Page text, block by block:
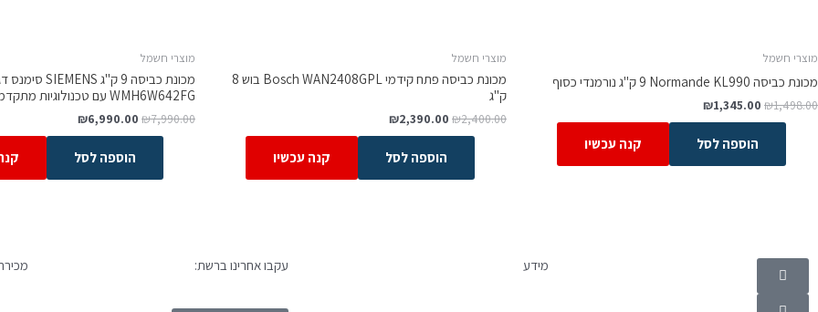
מוצרי חשמל
מכונת כביסה Normande KL990 ‏9 ‏ק"ג נורמנדי כסוף
₪1,498.00
₪1,345.00
הוספה לסל קנה עכשיו
מוצרי חשמל
מכונת כביסה פתח קידמי Bosch WAN2408GPL בוש 8
ק"ג
₪2,400.00
₪2,390.00
הוספה לסל קנה עכשיו
מוצרי חשמל
WMH6W642FG עם טכנולוגיות מתקדמות
₪7,990.00
₪6,990.00
הוספה לסל
קטגוריות מידע עקבו אחרינו ברשת: